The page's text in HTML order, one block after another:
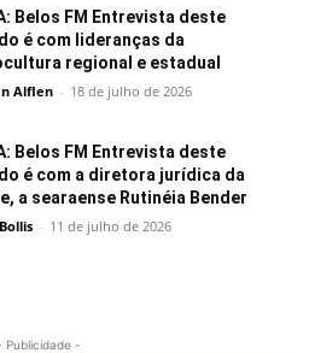
Belos FM Entrevista deste
é com lideranças da
regional e estadual
Alflen - 18 de julho de 2026
Belos FM Entrevista deste
é com a diretora jurídica da
a searaense Rutinéia Bender
- 11 de julho de 2026
Publicidade -